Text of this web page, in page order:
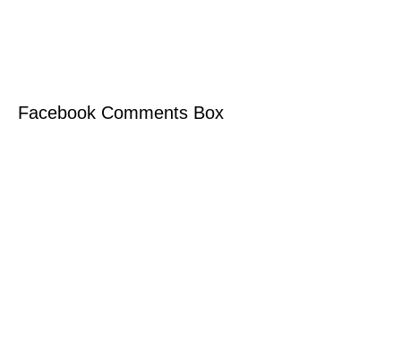
Facebook Comments Box